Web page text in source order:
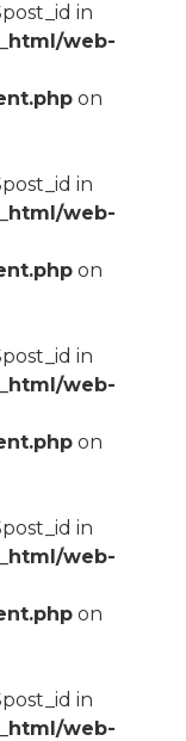
in
web-
on
in
web-
on
in
web-
on
in
web-
on
in
web-